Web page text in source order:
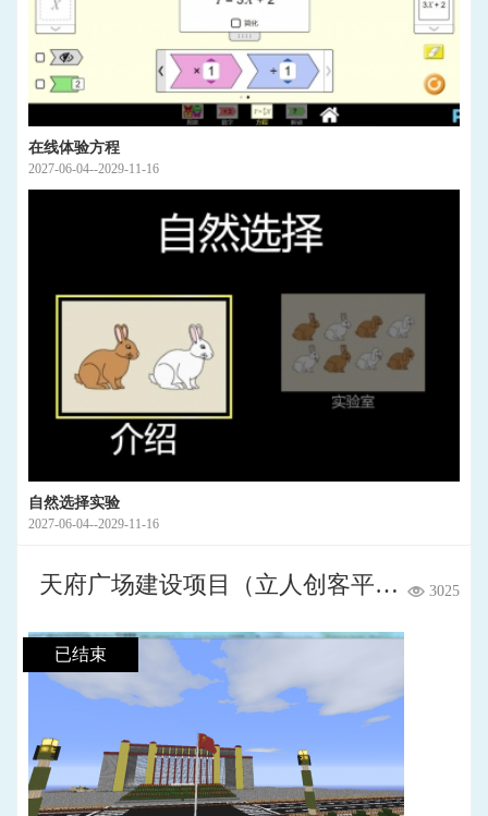
在线体验方程
2027-06-04--2029-11-16
自然选择实验
2027-06-04--2029-11-16
天府广场建设项目（立人创客平台团队） 3025
已结束